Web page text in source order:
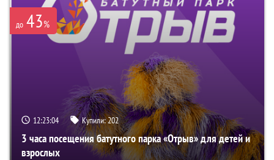
до 43%
12:23:02 Купили:202
3 часа посещения батутного парка «Отрыв» для детей и
взрослых